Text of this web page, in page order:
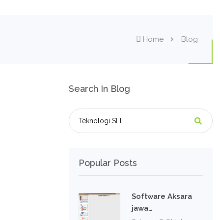
Home Blog
Search In Blog
Popular Posts
Software Aksara
jawa…